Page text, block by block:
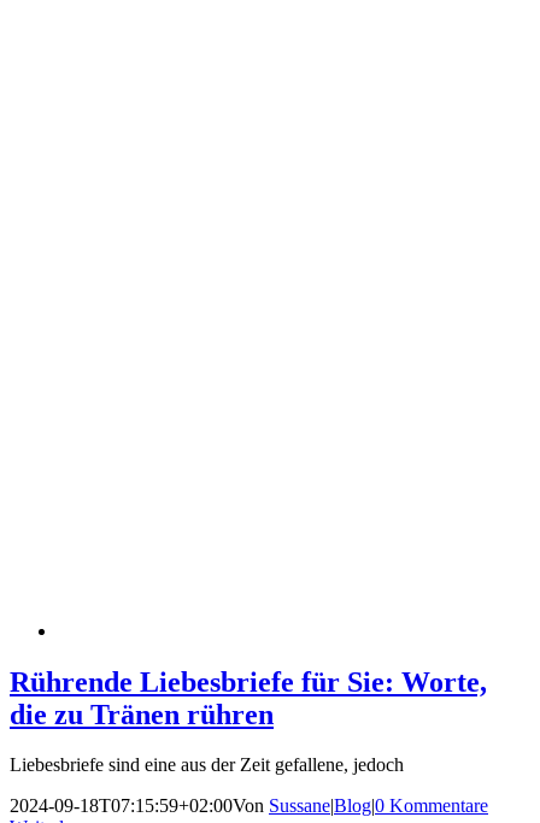
Rührende Liebesbriefe für Sie: Worte,
die zu Tränen rühren
Liebesbriefe sind eine aus der Zeit gefallene, jedoch
2024-09-18T07:15:59+02:00Von Sussane|Blog|0 Kommentare